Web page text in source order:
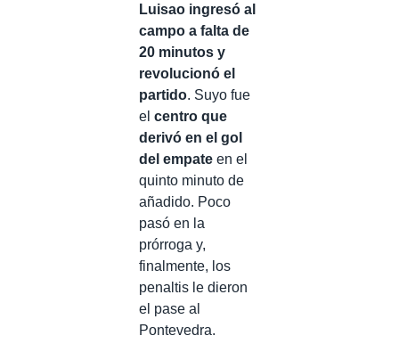
Luisao ingresó al
campo a falta de
20 minutos y
revolucionó el
partido. Suyo fue
el centro que
derivó en el gol
del empate en el
quinto minuto de
añadido. Poco
pasó en la
prórroga y,
finalmente, los
penaltis le dieron
el pase al
Pontevedra.